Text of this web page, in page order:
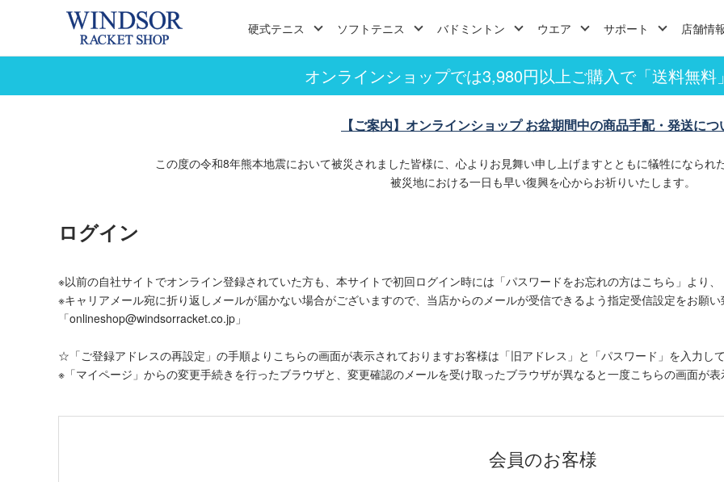
硬式テニス ソフトテニス バドミントン ウエア サポート 店舗情
オンラインショップでは3,980円以上ご購入で「送料無料
【ご案内】オンラインショップ お盆期間中の商品手配・発送につ
この度の令和8年熊本地震において被災されました皆様に、心よりお見舞い申し上げますとともに犠牲になられ
被災地における一日も早い復興を心からお祈りいたします。
ログイン
※以前の自社サイトでオンライン登録されていた方も、本サイトで初回ログイン時には「パスワードをお忘れの方はこちら」より
※キャリアメール宛に折り返しメールが届かない場合がございますので、当店からのメールが受信できるよう指定受信設定をお願
「onlineshop@windsorracket.co.jp」
☆「ご登録アドレスの再設定」の手順よりこちらの画面が表示されておりますお客様は「旧アドレス」と「パスワード」を入力し
※「マイページ」からの変更手続きを行ったブラウザと、変更確認のメールを受け取ったブラウザが異なると一度こちらの画面が
会員のお客様